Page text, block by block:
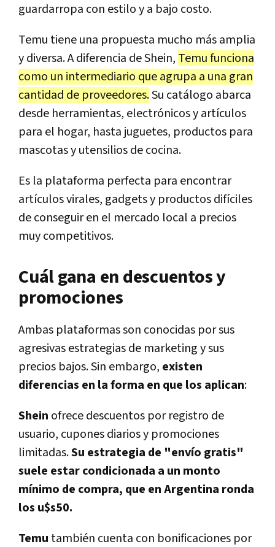
guardarropa con estilo y a bajo costo.
Temu tiene una propuesta mucho más amplia
y diversa. A diferencia de Shein, Temu funciona
como un intermediario que agrupa a una gran
cantidad de proveedores.Su catálogo abarca
desde herramientas, electrónicos y artículos
para el hogar, hasta juguetes, productos para
mascotas y utensilios de cocina.
Es la plataforma perfecta para encontrar
artículos virales, gadgets y productos difíciles
de conseguir en el mercado local a precios
muy competitivos.
Cuál gana en descuentos y
promociones
Ambas plataformas son conocidas por sus
agresivas estrategias de marketing y sus
precios bajos. Sin embargo, existen
diferencias en la forma en que los aplican:
Shein ofrece descuentos por registro de
usuario, cupones diarios y promociones
limitadas.Su estrategia de "envío gratis"
suele estar condicionada a un monto
mínimo de compra, que en Argentina ronda
los u$s50.
Temu también cuenta con bonificaciones por